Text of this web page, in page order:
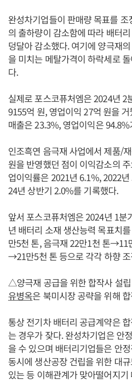
완성차기업들이 판매량 목표를
의 출하량이 감소함에 따라 배터
덩달아 감소했다. 여기에 양극재
을 미치는 메탈가격이 하락세로
다.
실제로 포스코퓨처엠은 2024년 2
9155억 원, 영업이익 27억 원을
매출은 23.3%, 영업이익은
인조흑연 음극재 사업에서 제품/
원을 반영했던 점이 이익감소의
업이익률은 2021년 6.1%, 2022
24년 상반기 2.0%를 기록했다.
앞서 포스코퓨처엠은 2024년 1분
년 배터리 소재 생산능력 목표치
만5천 톤, 음극재 22만1천 톤→11
→21만5천 톤 등으로 각각 하향
△양극재 공급을 위한 합작사 설
유병옥은 북미시장 공략을 위해
통상 전기차 배터리 공급계약은
는 경우가 잦다. 완성차기업은 안
을 수 있으며 배터리기업들은 안
동시에 생산공장 건립을 위한 대
있는 등 이해관계가 맞아떨어지기